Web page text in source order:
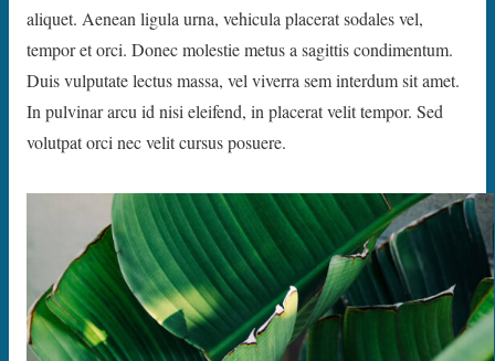
aliquet. Aenean ligula urna, vehicula placerat sodales vel,
tempor et orci. Donec molestie metus a sagittis condimentum.
Duis vulputate lectus massa, vel viverra sem interdum sit amet.
In pulvinar arcu id nisi eleifend, in placerat velit tempor. Sed
volutpat orci nec velit cursus posuere.